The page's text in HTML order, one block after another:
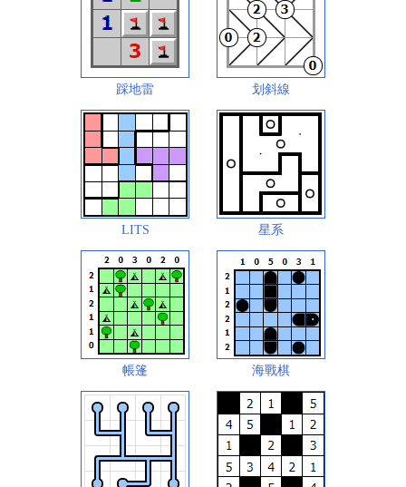
踩地雷 划斜線
LITS 星系
帳篷 海戰棋